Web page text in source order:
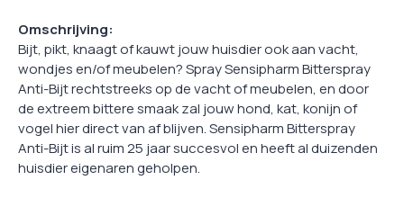
Omschrijving:
Bijt, pikt, knaagt of kauwt jouw huisdier ook aan vacht,
wondjes en/of meubelen? Spray Sensipharm Bitterspray
Anti-Bijt rechtstreeks op de vacht of meubelen, en door
de extreem bittere smaak zal jouw hond, kat, konijn of
vogel hier direct van af blijven. Sensipharm Bitterspray
Anti-Bijt is al ruim 25 jaar succesvol en heeft al duizenden
huisdier eigenaren geholpen.